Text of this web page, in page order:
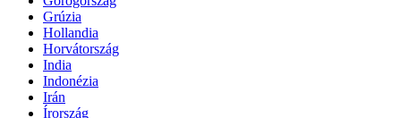
Grúzia
Hollandia
Horvátország
India
Indonézia
Irán
Írország